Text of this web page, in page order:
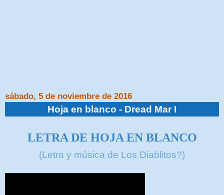
sábado, 5 de noviembre de 2016
Hoja en blanco - Dread Mar I
LETRA DE HOJA EN BLANCO
(Letra y música de Los Diablitos?)